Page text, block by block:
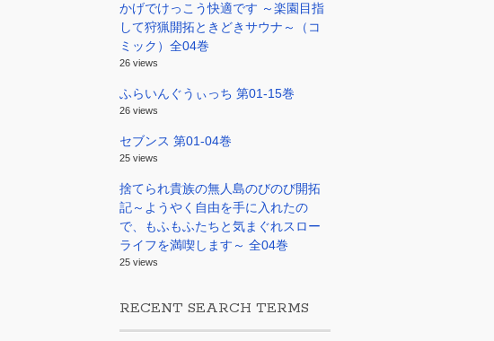
かげでけっこう快適です ～楽園目指
して狩猟開拓ときどきサウナ～（コ
ミック）全04巻
26 views
ふらいんぐうぃっち 第01-15巻
26 views
セブンス 第01-04巻
25 views
捨てられ貴族の無人島のびのび開拓
記～ようやく自由を手に入れたの
で、もふもふたちと気まぐれスロー
ライフを満喫します～ 全04巻
25 views
RECENT SEARCH TERMS